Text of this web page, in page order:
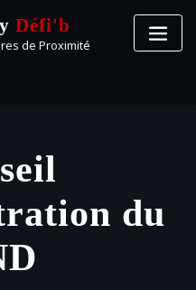
Défi'b
de Proximité
du